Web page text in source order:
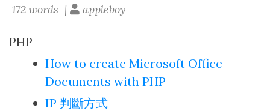
172 words |
appleboy
PHP
How to create Microsoft Office
Documents with PHP
IP 判斷方式